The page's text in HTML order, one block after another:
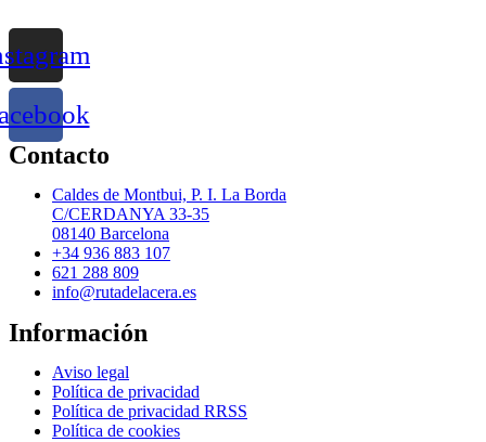
Contacto
Caldes de Montbui, P. I. La Borda
C/CERDANYA 33-35
08140 Barcelona
+34 936 883 107
621 288 809
info@rutadelacera.es
Información
Aviso legal
Política de privacidad
Política de privacidad RRSS
Política de cookies